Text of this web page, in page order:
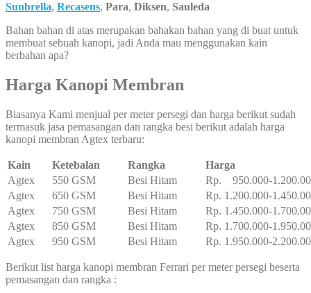
Sunbrella, Recasens, Para, Diksen, Sauleda
Bahan bahan di atas merupakan bahakan bahan yang di buat untuk
membuat sebuah kanopi, jadi Anda mau menggunakan kain
berbahan apa?
Harga Kanopi Membran
Biasanya Kami menjual per meter persegi dan harga berikut sudah
termasuk jasa pemasangan dan rangka besi berikut adalah harga
kanopi membran Agtex terbaru:
Kain Ketebalan Rangka
Harga
Agtex
550 GSM Besi Hitam
Rp. 950.000-
Agtex
650 GSM Besi Hitam
Rp. 1.200.000-
Agtex
750 GSM Besi Hitam
Rp. 1.450.000-
Agtex
850 GSM Besi Hitam
Rp. 1.700.000-
Agtex
950 GSM Besi Hitam Rp. 1.950.000-
Berikut list harga kanopi membran Ferrari per meter persegi beserta
pemasangan dan rangka :